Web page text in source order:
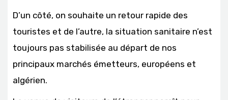
D’un côté, on souhaite un retour rapide des
touristes et de l’autre, la situation sanitaire n’est
toujours pas stabilisée au départ de nos
principaux marchés émetteurs, européens et
algérien.